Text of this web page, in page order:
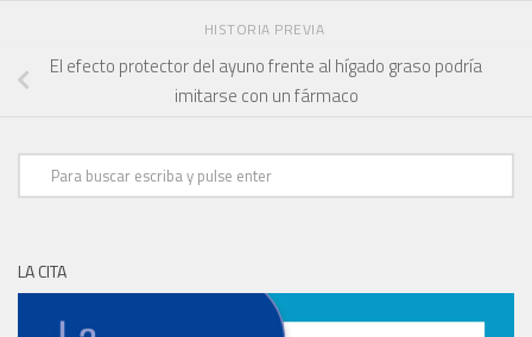
HISTORIA PREVIA
El efecto protector del ayuno frente al hígado graso podría
imitarse con un fármaco
LA CITA